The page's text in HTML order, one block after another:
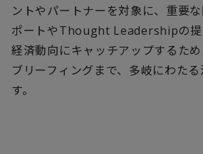
ントやパートナーを対象に、重要
ポートやThought Leadershipの提
経済動向にキャッチアップするた
ブリーフィングまで、多岐にわた
す。